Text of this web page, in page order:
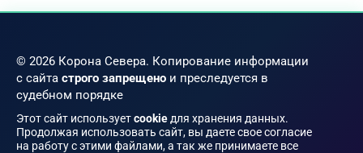
© 2026 Корона Севера. Копирование информации
с сайта строго запрещено и преследуется в
судебном порядке
Этот сайт используетcookie для хранения данных.
Продолжая использовать сайт, вы даете свое согласие
на работу с этими файлами, а так же принимаете все